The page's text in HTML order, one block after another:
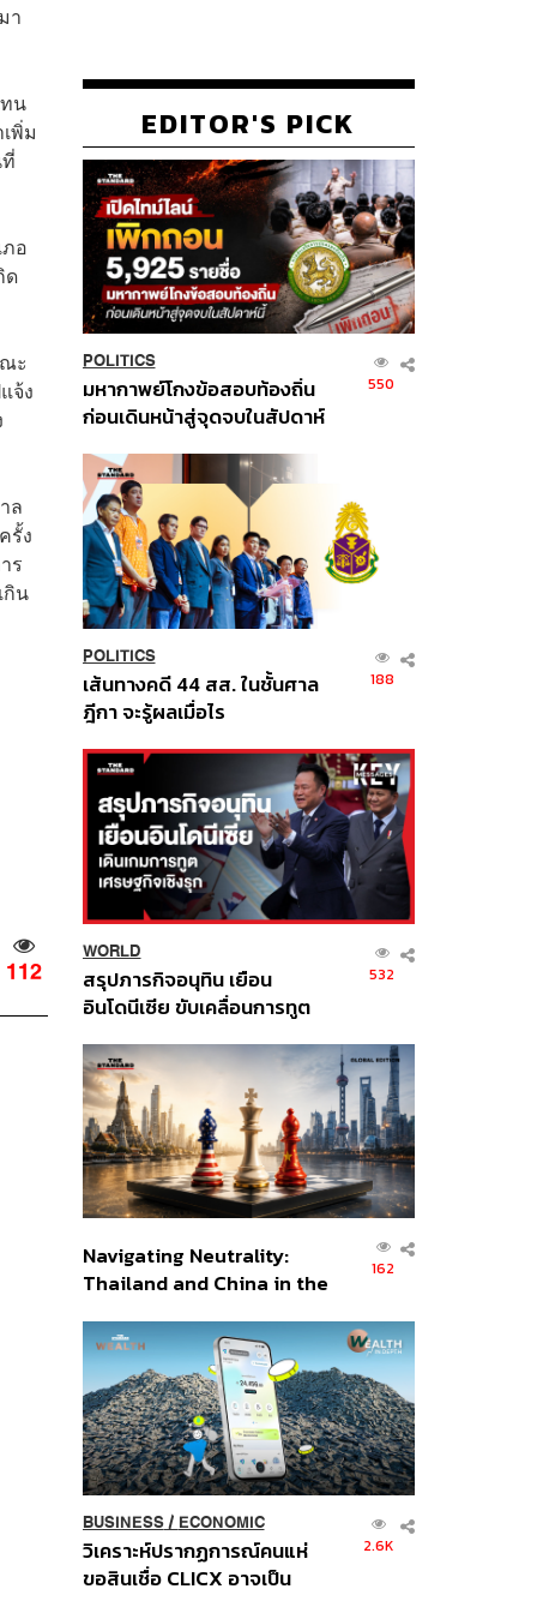
า
น
พิ่ม
อ
ด
ะ
จ้ง
ล
รั้ง
ร
กิน
112
EDITOR'S PICK
POLITICS
มหากาพย์โกงข้อสอบท้องถิ่น
ก่อนเดินหน้าสู่จุดจบในสัปดาห์
550
POLITICS
เส้นทางคดี 44 สส. ในชั้นศาล
ฎีกา จะรู้ผลเมื่อไร
188
WORLD
สรุปภารกิจอนุทิน เยือน
อินโดนีเซีย ขับเคลื่อนการทูต
ส่วนยุทธศาสตร์ไทย –
อินโดนีเซีย
532
Navigating Neutrality:
Thailand and China in the
Order
162
BUSINESS/ ECONOMIC
วิเคราะห์ปรากฏการณ์คนแห่
ขอสินเชื่อ CLICX อาจเป็น
2.6K